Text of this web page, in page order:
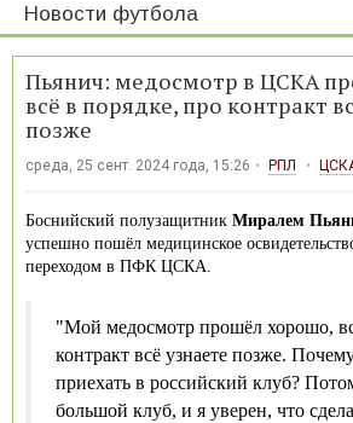
Новости футбола
Пьянич: медосмотр в ЦСКА
всё в порядке, про контракт
позже
среда, 25 сент. 2024 года, 15:26 РПЛ
Боснийский полузащитник Миралем
успешно пошёл медицинское
переходом в ПФК ЦСКА.
"Мой медосмотр прошёл хорошо,
контракт всё узнаете позже.
приехать в российский клуб?
большой клуб, и я уверен, что